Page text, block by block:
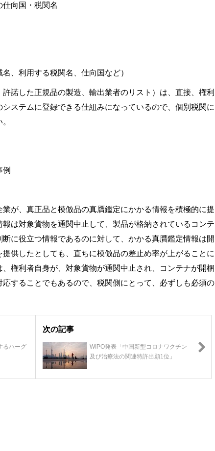
仕向国・税関名
、利用する税関名、仕向国など）
諾した正規品の製造、輸出業者のリスト）は、直接、権利
ステムに登録できる仕組みになっているので、個別税関に
例
が、真正品と模倣品の真贋鑑定にかかる情報を積極的に提
は対象貨物を通関中止して、製品が格納されているコンテ
に役立つ情報であるのに対して、かかる真贋鑑定情報は開
供したとしても、直ちに模倣品の差止め率が上がることに
権利者自身が、対象貨物が通関中止され、コンテナが開梱
することでもあるので、税関側にとって、必ずしも必須の
るハーグ
次の記事
WIPO発表「中国新型コロナワクチン
及び治療法の関連特許出願1位」